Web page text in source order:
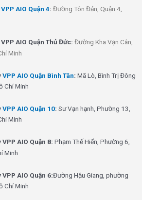
VPP AIO Quận 4: Đường Tôn Đản, Quận 4,
AIO Quận Thủ Đức: Đường Kha Vạn Cân,
Minh
VPP AIO Quận Bình Tân: Mã Lò, Bình Trị Đông
Chí Minh
VPP AIO Quận 10: Sư Vạn hạnh, Phường 13,
Minh
AIO Quận 8: Phạm Thế Hiển, Phường 6,
Minh
AIO Quận 6:Đường Hậu Giang, phường
Chí Minh